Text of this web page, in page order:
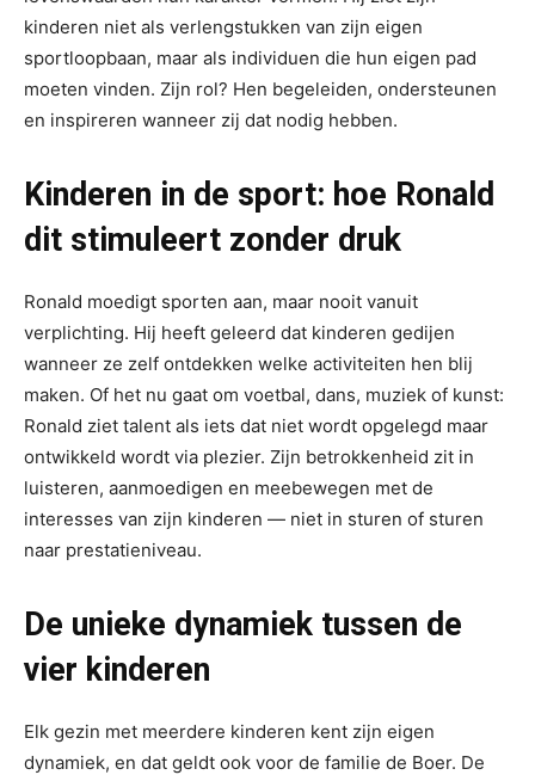
kinderen niet als verlengstukken van zijn eigen
sportloopbaan, maar als individuen die hun eigen pad
moeten vinden. Zijn rol? Hen begeleiden, ondersteunen
en inspireren wanneer zij dat nodig hebben.
Kinderen in de sport: hoe Ronald
dit stimuleert zonder druk
Ronald moedigt sporten aan, maar nooit vanuit
verplichting. Hij heeft geleerd dat kinderen gedijen
wanneer ze zelf ontdekken welke activiteiten hen blij
maken. Of het nu gaat om voetbal, dans, muziek of kunst:
Ronald ziet talent als iets dat niet wordt opgelegd maar
ontwikkeld wordt via plezier. Zijn betrokkenheid zit in
luisteren, aanmoedigen en meebewegen met de
interesses van zijn kinderen — niet in sturen of sturen
naar prestatieniveau.
De unieke dynamiek tussen de
vier kinderen
Elk gezin met meerdere kinderen kent zijn eigen
dynamiek, en dat geldt ook voor de familie de Boer. De